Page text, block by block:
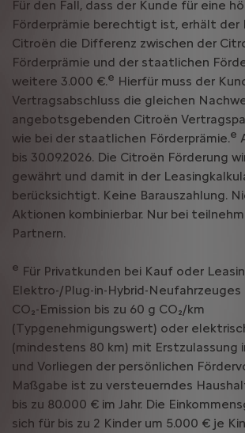
Für den Fall, dass der Kunde für eine
Förderprämie berechtigt ist, erhält der
Citroën die Differenz zwischen der
Förderprämie und der staatlichen
weitere 3.000 €.e Hierfür muss der
Vertragsabschluss die gleichen
angebotsgebenden Citroën
wie bei der staatlichen Förderprämie.e
bis 30.09.2026. Die Citroën Förderung
gewährt und damit in der
berücksichtigt. Keine Barauszahlung.
Aktionen kombinierbar. Nur bei
Partnern.
e Für Privatkunden bei Kauf oder
Elektro-/Plug-in-Hybrid-Neufahrzeuges
CO₂-Emission bis zu 60 g CO₂/km
(Typgenehmigungswert) oder
(mindestens 80 km) mit Erstzulassung
und Vorliegen der persönlichen
Maßgabe ist zu versteuerndes
bis zu 80.000 € im Jahr. Die
sich für bis zu 2 Kinder um 5.000 € je